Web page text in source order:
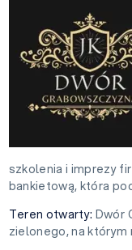
szkolenia i imprezy
bankietową, która
Teren otwarty: Dwór
zielonego, na którym